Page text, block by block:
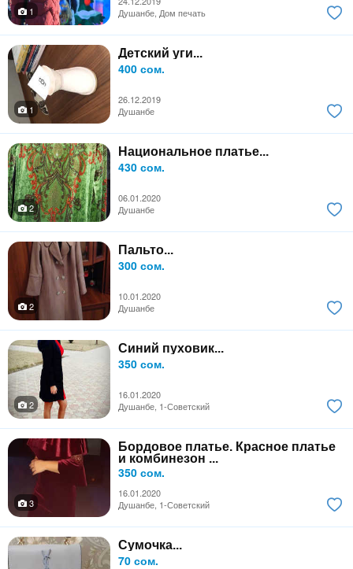
1
Душанбе, Дом печать
Детский уги...
400 сом.
26.12.2019
1
Душанбе
Национальное платье...
430 сом.
06.01.2020
2
Душанбе
Пальто...
300 сом.
10.01.2020
2
Душанбе
Синий пуховик...
350 сом.
16.01.2020
2
Душанбе, 1-Советский
Бордовое платье. Красное платье
и комбинезон ...
350 сом.
16.01.2020
3
Душанбе, 1-Советский
Сумочка...
70 сом.